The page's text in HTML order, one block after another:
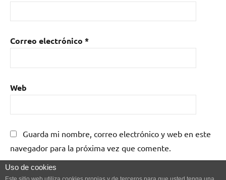
Correo electrónico *
Web
Guarda mi nombre, correo electrónico y web en este
navegador para la próxima vez que comente.
Uso de cookies